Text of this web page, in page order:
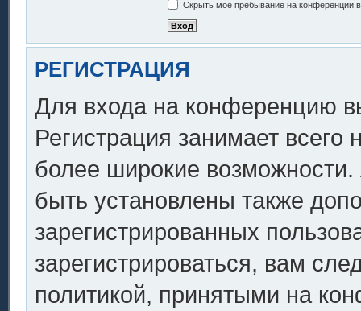
Скрыть моё пребывание на конференции в
РЕГИСТРАЦИЯ
Для входа на конференцию
Регистрация занимает всего
более широкие
быть установлены также
зарегистрированных
зарегистрироваться, вам
политикой, принятыми на